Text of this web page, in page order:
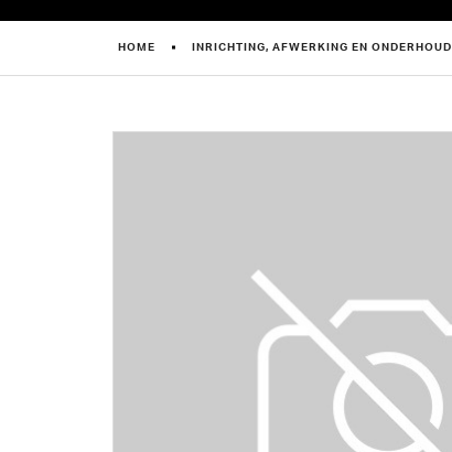
HOME INRICHTING, AFWERKING EN ONDERHOUD